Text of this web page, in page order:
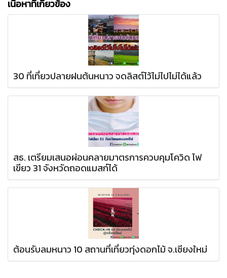
เนื้อหาที่เกี่ยวข้อง
30 ที่เที่ยวปลายฝนต้นหนาว จดลิสต์ไว้ไม่ไปไม่ได้แล้ว
สธ. เตรียมเสนอผ่อนคลายมาตรการควบคุมโควิด ไฟ
เขียว 31 จังหวัดถอดแมสก์ได้
ต้อนรับลมหนาว 10 สถานที่เที่ยวทุ่งดอกไม้ จ.เชียงใหม่